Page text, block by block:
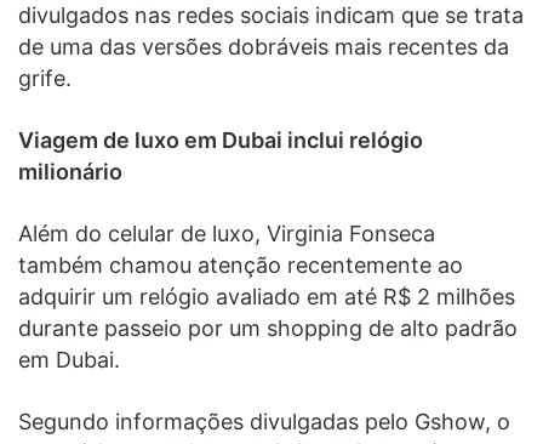
divulgados nas redes sociais indicam que se trata
de uma das versões dobráveis mais recentes da
grife.
Viagem de luxo em Dubai inclui relógio
milionário
Além do celular de luxo, Virginia Fonseca
também chamou atenção recentemente ao
adquirir um relógio avaliado em até R$ 2 milhões
durante passeio por um shopping de alto padrão
em Dubai.
Segundo informações divulgadas pelo Gshow, o